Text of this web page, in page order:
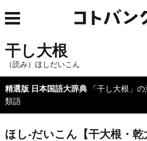
干し大根
（読み）ほしだいこん
精選版 日本国語大辞典 「干し大根」
類語
ほし‐だいこん【干大根・乾